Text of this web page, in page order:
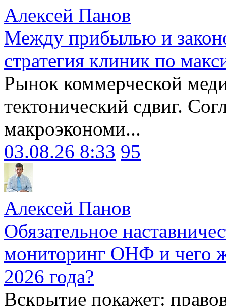
Алексей Панов
Между прибылью и
стратегия клиник по
Рынок коммерческой
тектонический сдвиг.
макроэкономи...
03.08.26 8:33 95
Алексей Панов
Обязательное
мониторинг ОНФ и чего
2026 года?
Вскрытие покажет: